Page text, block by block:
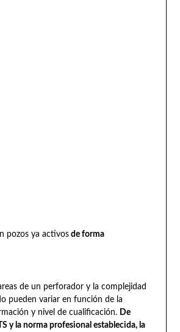
pozos ya activosde forma
de un perforador y la complejidad
pueden variar en función de la
y nivel de cualificación. De
y la norma profesional establecida, la